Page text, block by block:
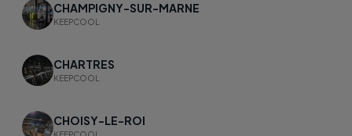
CHAMPIGNY-SUR-MARNE
KEEPCOOL
CHARTRES
KEEPCOOL
CHOISY-LE-ROI